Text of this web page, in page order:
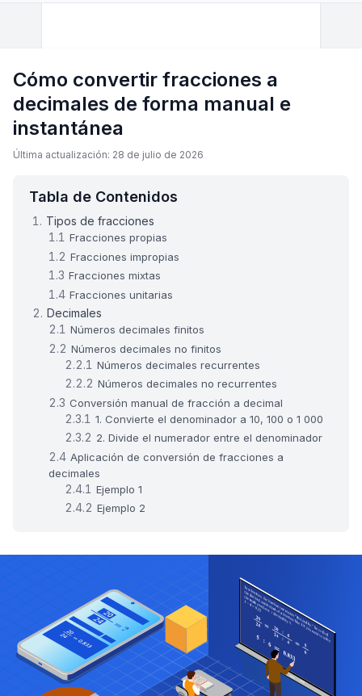
Cómo convertir fracciones a
decimales de forma manual e
instantánea
Última actualización: 28 de julio de 2026
Tabla de Contenidos
Tipos de fracciones
Fracciones propias
Fracciones impropias
Fracciones mixtas
Fracciones unitarias
Decimales
Números decimales finitos
Números decimales no finitos
Números decimales recurrentes
Números decimales no recurrentes
Conversión manual de fracción a decimal
1. Convierte el denominador a 10, 100 o 1 000
2. Divide el numerador entre el denominador
Aplicación de conversión de fracciones a
decimales
Ejemplo 1
Ejemplo 2